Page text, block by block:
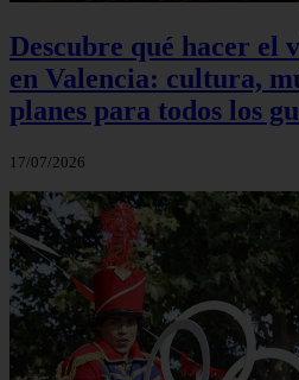
Descubre qué hacer el
en Valencia: cultura,
planes para todos los
17/07/2026